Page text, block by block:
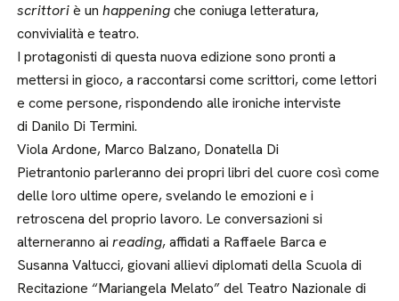
scrittoriè unhappeningche coniuga letteratura,
convivialità e teatro.
I protagonisti di questa nuova edizione sono pronti a
mettersi in gioco, a raccontarsi come scrittori, come lettori
e come persone, rispondendo alle ironiche interviste
di Danilo Di Termini.
Viola Ardone, Marco Balzano, Donatella Di
Pietrantonio parleranno dei propri libri del cuore così come
delle loro ultime opere, svelando le emozioni e i
retroscena del proprio lavoro. Le conversazioni si
alterneranno aireading, affidati a Raffaele Barca e
Susanna Valtucci, giovani allievi diplomati della Scuola di
Recitazione “Mariangela Melato” del Teatro Nazionale di